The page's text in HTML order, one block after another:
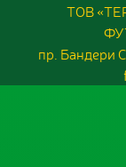
ТОВ
пр. Бандери